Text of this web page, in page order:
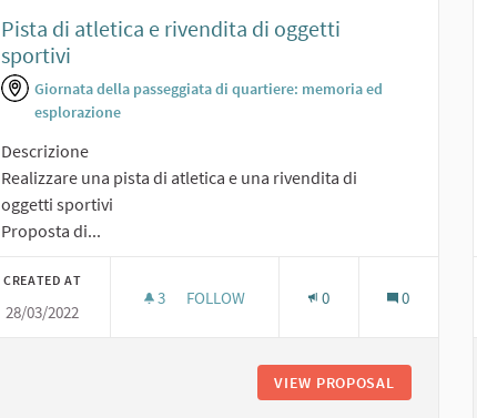
Pista di atletica e rivendita di oggetti
sportivi
Giornata della passeggiata di quartiere: memoria ed
esplorazione
Descrizione
Realizzare una pista di atletica e una rivendita di
oggetti sportivi
Proposta di...
CREATED AT
28/03/2022
3 3 FOLLOWERS
FOLLOW
PISTA DI ATLETICA E RIVENDITA DI
0 0
VIEW PROPOSAL PISTA DI